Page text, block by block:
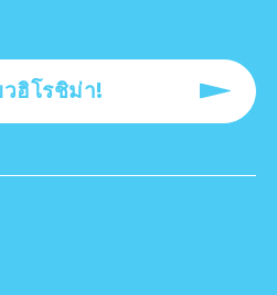
ฮิโรชิม่า!